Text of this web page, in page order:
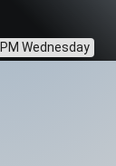
Wednesday